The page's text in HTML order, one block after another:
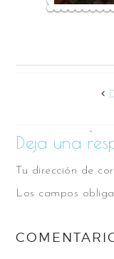
Deja una
Tu dirección de
Los campos